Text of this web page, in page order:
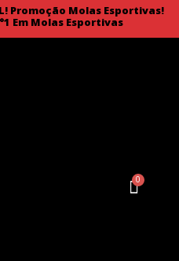
Promoção Molas Esportivas!
Em Molas Esportivas